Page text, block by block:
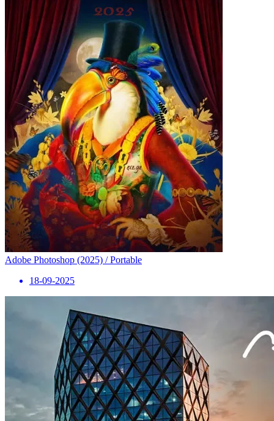
Adobe Photoshop (2025) / Portable
18-09-2025